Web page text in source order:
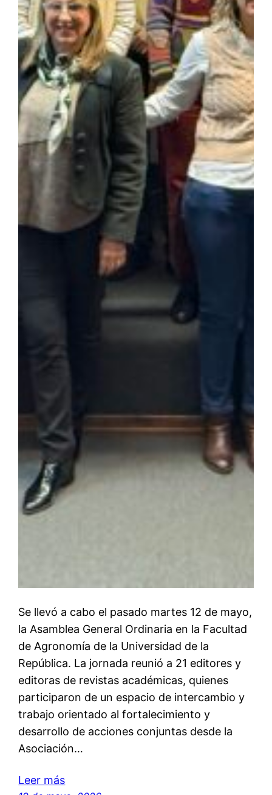
Se llevó a cabo el pasado martes 12 de mayo,
la Asamblea General Ordinaria en la Facultad
de Agronomía de la Universidad de la
República. La jornada reunió a 21 editores y
editoras de revistas académicas, quienes
participaron de un espacio de intercambio y
trabajo orientado al fortalecimiento y
desarrollo de acciones conjuntas desde la
Asociación…
Leer más